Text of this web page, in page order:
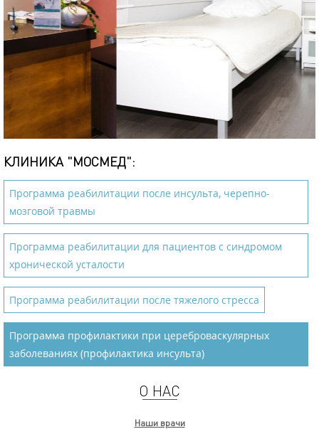
КЛИНИКА "МОСМЕД":
Программа реабилитации после инсульта, черепно-
мозговой травмы
Программа реабилитации для пациентов с синдромом
хронической усталости
Программа реабилитации после тяжелого стресса
Программа профилактики при цереброваскулярных
заболеваниях (профилактика инсульта)
О НАС
Наши врачи